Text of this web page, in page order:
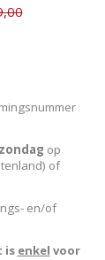
op
of
en/of
is enkel voor